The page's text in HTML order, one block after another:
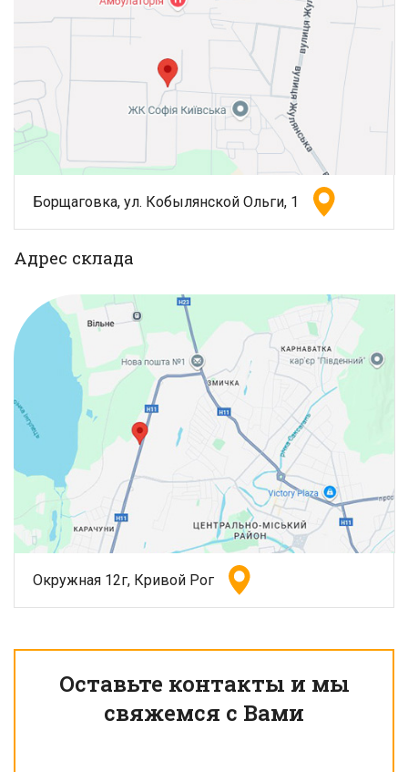
Борщаговка, ул. Кобылянской Ольги, 1
Адрес склада
Окружная 12г, Кривой Рог
Оставьте контакты и мы
свяжемся с Вами